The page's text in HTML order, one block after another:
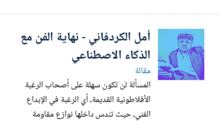
المسيحية من أساسها. كان هذا الاكتشاف
كارثة من الواجب تلافيها، فحاولوا التشكيك
في صحة الاسماء المنقوشة على...
أمل الكردفاني - نهاية الفن مع
الذكاء الاصطناعي
مقالة
المسألة لن تكون سهلة على أصحاب الرغبة
الأفلاطونية القديمة، أي الرغبة في الإبداع
الفني، حيث تندس داخلها نوازع مقاومة